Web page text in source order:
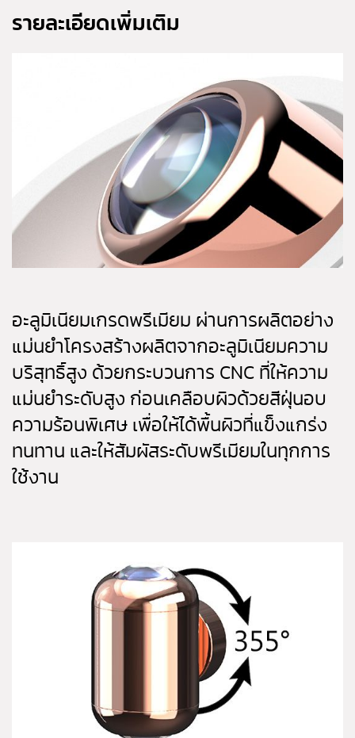
รายละเอียดเพิ่มเติม
อะลูมิเนียมเกรดพรีเมียม ผ่านการผลิตอย่าง
แม่นยำโครงสร้างผลิตจากอะลูมิเนียมความ
บริสุทธิ์สูง ด้วยกระบวนการ CNC ที่ให้ความ
แม่นยำระดับสูง ก่อนเคลือบผิวด้วยสีฝุ่นอบ
ความร้อนพิเศษ เพื่อให้ได้พื้นผิวที่แข็งแกร่ง
ทนทาน และให้สัมผัสระดับพรีเมียมในทุกการ
ใช้งาน